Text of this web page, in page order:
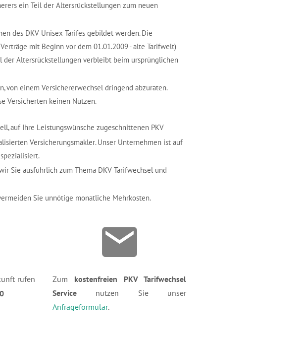
ein Teil der Altersrückstellungen zum neuen
des DKV Unisex Tarifes gebildet werden. Die
mit Beginn vor dem 01.01.2009 - alte Tarifwelt)
der Altersrückstellungen verbleibt beim ursprünglichen
von einem Versichererwechsel dringend abzuraten.
Versicherten keinen Nutzen.
auf Ihre Leistungswünsche zugeschnittenen PKV
Versicherungsmakler. Unser Unternehmen ist auf
Sie ausführlich zum Thema DKV Tarifwechsel und
Sie unnötige monatliche Mehrkosten.
rufen
Zum kostenfreien PKV Tarifwechsel
Service nutzen Sie unser
Anfrageformular.